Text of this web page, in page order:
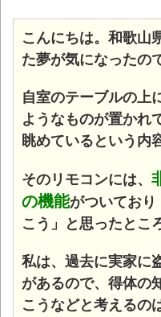
こんにちは。和歌山
た夢が気になったの
自室のテーブルの上
ようなものが置かれ
眺めているという内
そのリモコンには、
の機能がついており
こう」と思ったとこ
私は、過去に実家に
があるので、得体の
こうなどと考えるの